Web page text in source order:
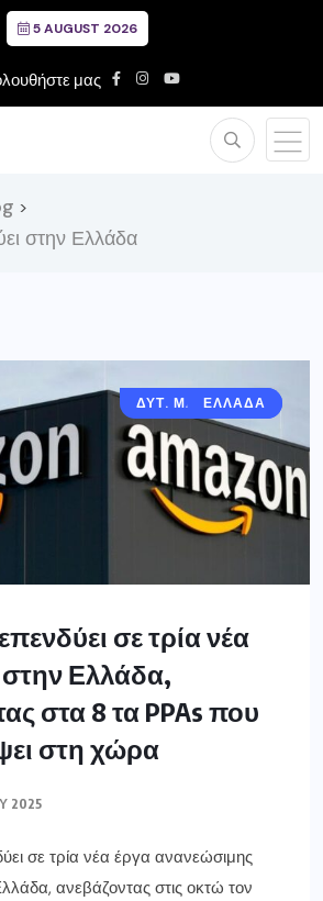
5 AUGUST 2026
μας
>
στην Ελλάδα
ΔΥΤ. ΜΑΚΕΔΟΝΙΑ
ΕΛΛΑΔΑ
σε τρία νέα
Ελλάδα,
στα 8 τα PPAs που
στη χώρα
2025
σε τρία νέα έργα ανανεώσιμης
ανεβάζοντας στις οκτώ τον